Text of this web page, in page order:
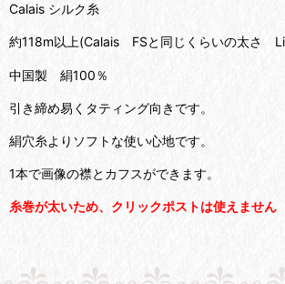
Calais シルク糸
約118m以上(Calais FSと同じくらいの太さ
中国製 絹100％
引き締め易くタティング向きです。
絹穴糸よりソフトな使い心地です。
1本で画像の襟とカフスができます。
糸巻が太いため、クリックポストは使えません